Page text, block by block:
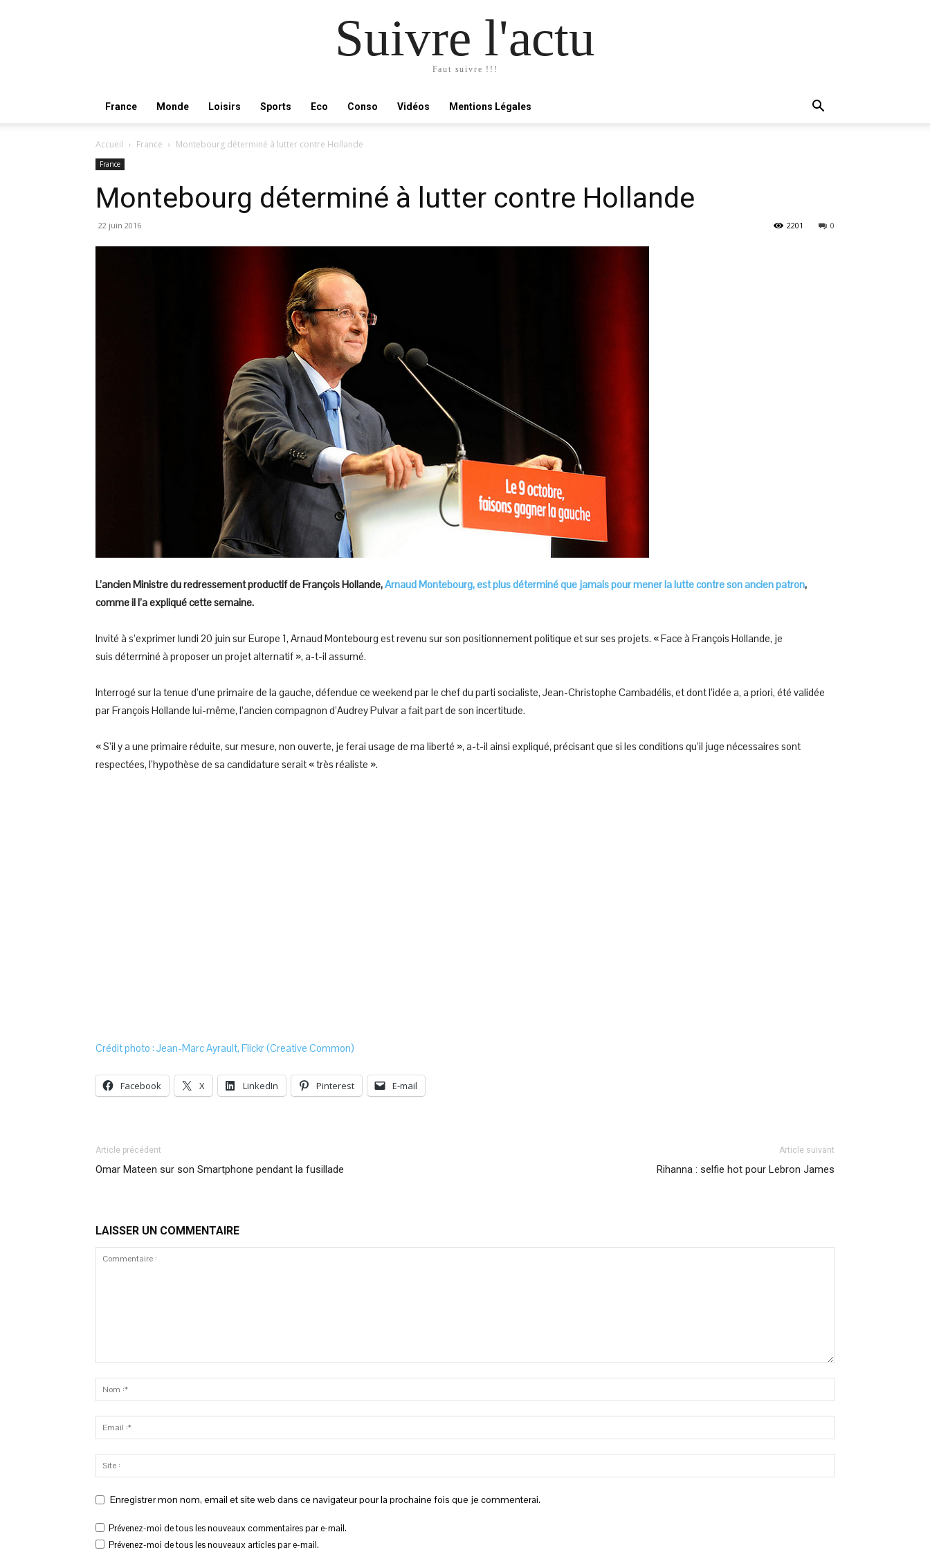
Suivre l'actu
Faut suivre !!!
France Monde Loisirs Sports Eco Conso Vidéos Mentions Légales
Accueil France Montebourg déterminé à lutter contre Hollande
France
Montebourg déterminé à lutter contre Hollande
22 juin 2016 0
2201
L’ancien Ministre du redressement productif de François Hollande,Arnaud Montebourg, est plus déterminé que jamais pour mener la lutte contre son ancien patron,
comme il l’a expliqué cette semaine.
Invité à s’exprimer lundi 20 juin sur Europe 1, Arnaud Montebourg est revenu sur son positionnement politique et sur ses projets. « Face à François Hollande, je
suis déterminé à proposer un projet alternatif », a-t-il assumé.
Interrogé sur la tenue d’une primaire de la gauche, défendue ce weekend par le chef du parti socialiste, Jean-Christophe Cambadélis, et dont l’idée a, a priori, été validée
par François Hollande lui-même, l’ancien compagnon d’Audrey Pulvar a fait part de son incertitude.
« S’il y a une primaire réduite, sur mesure, non ouverte, je ferai usage de ma liberté », a-t-il ainsi expliqué, précisant que si les conditions qu’il juge nécessaires sont
respectées, l’hypothèse de sa candidature serait « très réaliste ».
Crédit photo : Jean-Marc Ayrault, Flickr (Creative Common)
Facebook X LinkedIn Pinterest E-mail
Article précédent
Omar Mateen sur son Smartphone pendant la fusillade
Article suivant
Rihanna : selfie hot pour Lebron James
LAISSER UN COMMENTAIRE
Enregistrer mon nom, email et site web dans ce navigateur pour la prochaine fois que je commenterai.
Prévenez-moi de tous les nouveaux commentaires par e-mail.
Prévenez-moi de tous les nouveaux articles par e-mail.